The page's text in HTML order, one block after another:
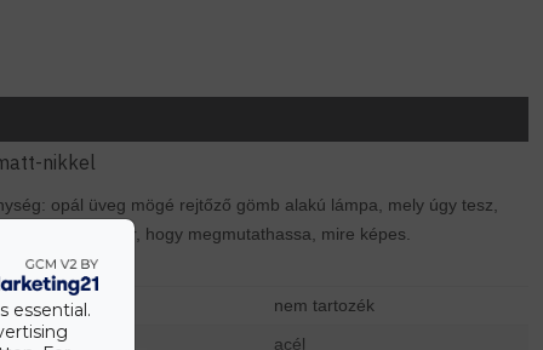
nikkel
opál üveg mögé rejtőző gömb alakú lámpa, mely úgy tesz,
arra vár, hogy megmutathassa, mire képes.
nem tartozék
acél
essential.